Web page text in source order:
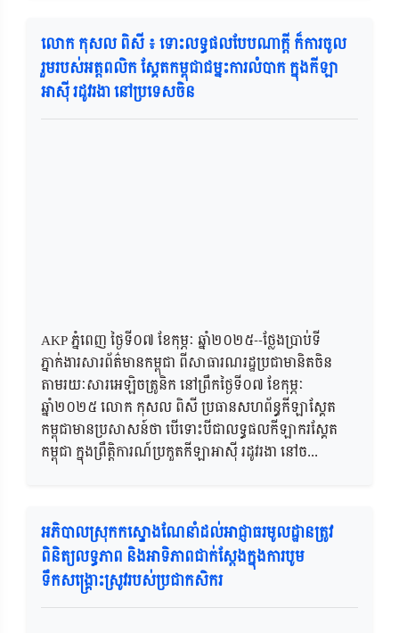
លោក កុសល ពិសី ៖ ទោះលទ្ធផលបែបណាក្តី ក៏ការចូល
រួមរបស់អត្តពលិក ស្គែតកម្ពុជាជម្នះការលំបាក ក្នុងកីឡា
អាស៊ី រដូវរងា នៅប្រទេសចិន
AKP ភ្នំពេញ ថ្ងៃទី០៧ ខែកុម្ភៈ ឆ្នាំ២០២៥--ថ្លែងប្រាប់ទី
ភ្នាក់ងារសារព័ត៌មានកម្ពុជា ពីសាធារណរដ្ឋប្រជាមានិតចិន
តាមរយៈសារអេឡិចត្រូនិក នៅព្រឹកថ្ងៃទី០៧ ខែកុម្ភៈ
ឆ្នាំ២០២៥ លោក កុសល ពិសី ប្រធានសហព័ន្ធកីឡាស្គែត
កម្ពុជាមានប្រសាសន៍ថា បើទោះបីជាលទ្ធផលកីឡាករស្គែត
កម្ពុជា ក្នុងព្រឹត្តិការណ៍ប្រកួតកីឡាអាស៊ី រដូវរងា នៅច...
អភិបាលស្រុកកស្ទោងណែនាំដល់អាជ្ញាធរមូលដ្ឋានត្រូវ
ពិនិត្យលទ្ធភាព និងអាទិភាពជាក់ស្ដែងក្នុងការបូម
ទឹកសង្គ្រោះស្រូវរបស់ប្រជាកសិករ